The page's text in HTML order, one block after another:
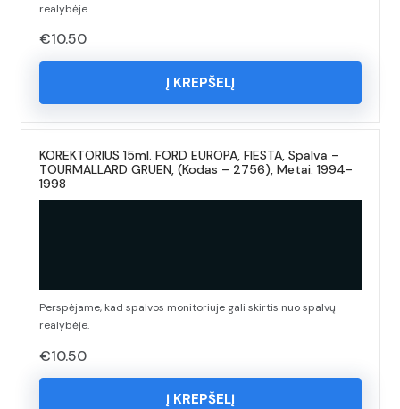
realybėje.
€10.50
Į KREPŠELĮ
KOREKTORIUS 15ml. FORD EUROPA, FIESTA, Spalva –
TOURMALLARD GRUEN, (Kodas – 2756), Metai: 1994-
1998
Perspėjame, kad spalvos monitoriuje gali skirtis nuo spalvų
realybėje.
€10.50
Į KREPŠELĮ